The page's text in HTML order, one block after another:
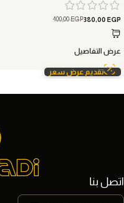
400,00EGP380,00 EGP
عرض التفاصيل
تقديم عرض سعر
اتصل بنا